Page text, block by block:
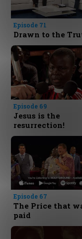
Episode 71
Drawn to the
Episode 69
Jesus is the
resurrection!
Episode 67
The Price that
paid